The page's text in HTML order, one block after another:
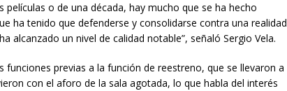
o de una década, hay mucho que se ha hecho
ha tenido que defenderse y consolidarse contra una realidad
alcanzado un nivel de calidad notable”, señaló Sergio Vela.
previas a la función de reestreno, que se llevaron a
con el aforo de la sala agotada, lo que habla del interés